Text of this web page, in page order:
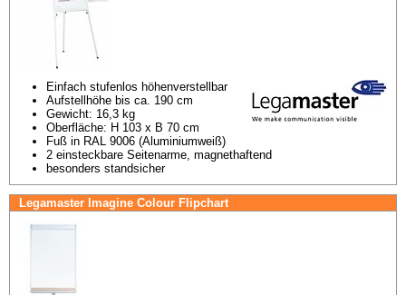
Einfach stufenlos höhenverstellbar
Aufstellhöhe bis ca. 190 cm
Gewicht: 16,3 kg
Oberfläche: H 103 x B 70 cm
Fuß in RAL 9006 (Aluminiumweiß)
2 einsteckbare Seitenarme, magnethaftend
besonders standsicher
Legamaster Imagine Colour Flipchart